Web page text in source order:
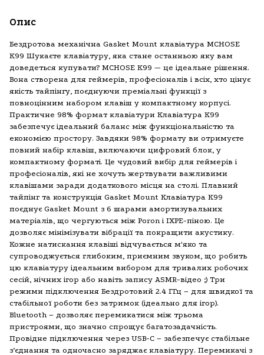
Опис
Бездротова механічна Gasket Mount клавіатура MCHOSE
K99 Шукаєте клавіатуру, яка стане останньою яку вам
доведеться купувати? MCHOSE K99 — це ідеальне рішення.
Вона створена для геймерів, професіоналів і всіх, хто цінує
якість тайпінгу, поєднуючи преміальні функції з
повноцінним набором клавіш у компактному корпусі.
Практичне 98% формат клавіатури Клавіатура K99
забезпечує ідеальний баланс між функціональністю та
економією простору. Завдяки 98% формату ви отримуєте
повний набір клавіш, включаючи цифровий блок, у
компактному форматі. Це чудовий вибір для геймерів і
професіоналів, які не хочуть жертвувати важливими
клавішами заради додаткового місця на столі. Плавний
тайпінг та конструкція Gasket Mount Клавіатура K99
поєднує Gasket Mount з 6 шарами амортизувальних
матеріалів, що чергуються між Poron і IXPE-піною. Це
дозволяє мінімізувати вібрації та покращити акустику.
Кожне натискання клавіші відчувається м'яко та
супроводжується глибоким, приємним звуком, що робить
цю клавіатуру ідеальним вибором для тривалих робочих
сесій, нічних ігор або навіть запису ASMR-відео ;) Три
режими підключення Бездротовий 2.4 ГГц – для швидкої та
стабільної роботи без затримок (ідеально для ігор).
Bluetooth – дозволяє перемикатися між трьома
пристроями, що значно спрощує багатозадачність.
Провідне підключення через USB-C – забезпечує стабільне
з’єднання та одночасно заряджає клавіатуру. Перемикачі з